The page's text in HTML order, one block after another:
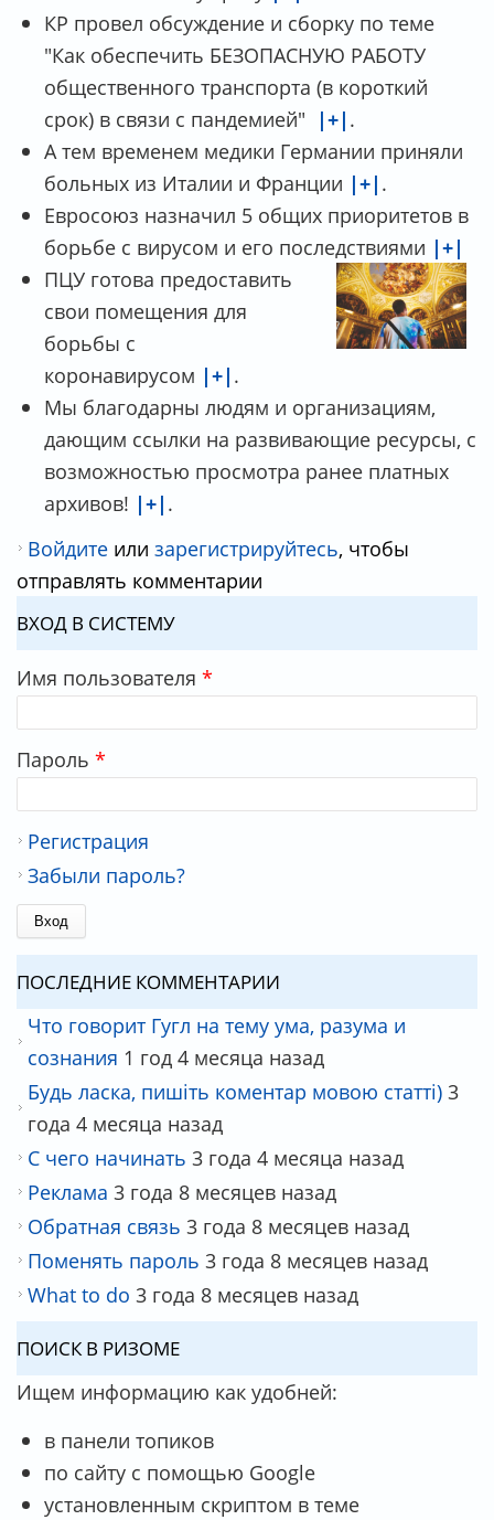
КР провел обсуждение и сборку по теме
"Как обеспечить БЕЗОПАСНУЮ РАБОТУ
общественного транспорта (в короткий
срок) в связи с пандемией" |+| .
А тем временем медики Германии приняли
больных из Италии и Франции |+| .
Евросоюз назначил 5 общих приоритетов в
борьбе с вирусом и его последствиями |+|
ПЦУ готова предоставить
свои помещения для
борьбы с
коронавирусом |+| .
Мы благодарны людям и организациям,
дающим ссылки на развивающие ресурсы, с
возможностью просмотра ранее платных
архивов! |+| .
Войдите или зарегистрируйтесь, чтобы
отправлять комментарии
ВХОД В СИСТЕМУ
Имя пользователя *
Пароль *
Регистрация
Забыли пароль?
ПОСЛЕДНИЕ КОММЕНТАРИИ
Что говорит Гугл на тему ума, разума и
сознания 1 год 4 месяца назад
Будь ласка, пишіть коментар мовою статті) 3
года 4 месяца назад
С чего начинать 3 года 4 месяца назад
Реклама 3 года 8 месяцев назад
Обратная связь 3 года 8 месяцев назад
Поменять пароль 3 года 8 месяцев назад
What to do 3 года 8 месяцев назад
ПОИСК В РИЗОМЕ
Ищем информацию как удобней:
в панели топиков
по сайту с помощью Google
установленным скриптом в теме